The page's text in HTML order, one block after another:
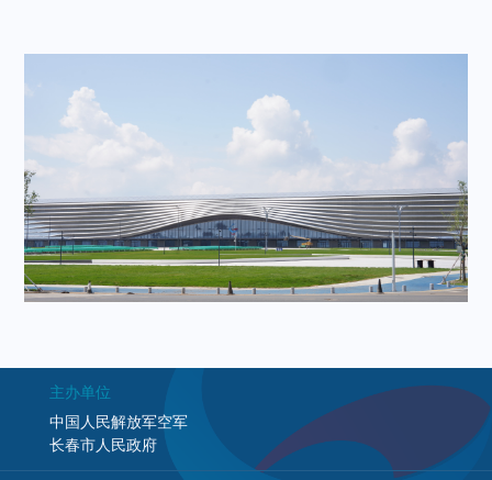
主办单位
中国人民解放军空军
长春市人民政府